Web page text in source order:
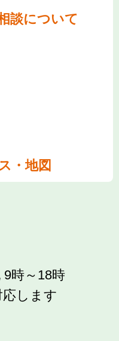
談について
・地図
9時～18時
します